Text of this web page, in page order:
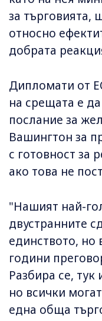
за търговията,
относно
добрата
Дипломати от
на срещата е
послание за
Вашингтон за
с готовност за
ако това не
"Нашият най-
двустранните
единството,
години
Разбира се,
но всички
една обща